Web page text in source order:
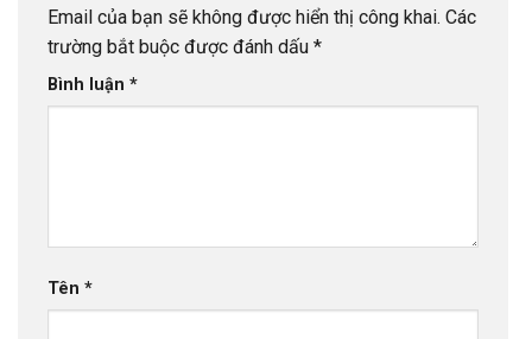
Email của bạn sẽ không được hiển thị công khai. Các
trường bắt buộc được đánh dấu *
Bình luận *
Tên *